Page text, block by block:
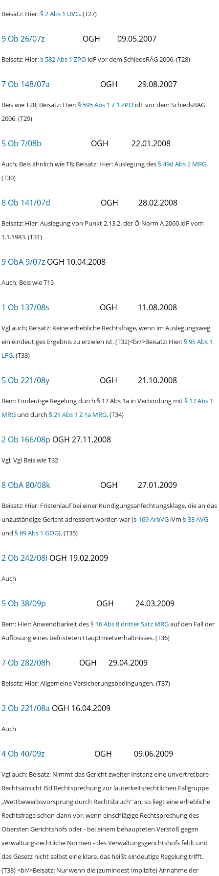
Beisatz: Hier:§ 2 Abs 1 UVG. (T27)
9 Ob 26/07z OGH 09.05.2007
Beisatz: Hier:§ 582 Abs 1 ZPO idF vor dem SchiedsRÄG 2006. (T28)
7 Ob 148/07a OGH 29.08.2007
Beis wie T28; Beisatz: Hier:§ 595 Abs 1 Z 1 ZPO idF vor dem SchiedsRÄG
2006. (T29)
5 Ob 7/08b OGH 22.01.2008
Auch; Beis ähnlich wie T8; Beisatz: Hier: Auslegung des§ 49d Abs 2 MRG.
(T30)
8 Ob 141/07d OGH 28.02.2008
Beisatz: Hier: Auslegung von Punkt 2.13.2. der Ö-Norm A 2060 idF vom
1.1.1983. (T31)
9 ObA 9/07z OGH 10.04.2008
Auch; Beis wie T15
1 Ob 137/08s OGH 11.08.2008
Vgl auch; Beisatz: Keine erhebliche Rechtsfrage, wenn im Auslegungsweg
ein eindeutiges Ergebnis zu erzielen ist. (T32)<br/>Beisatz: Hier:§ 95 Abs 1
LFG. (T33)
5 Ob 221/08y OGH 21.10.2008
Bem: Eindeutige Regelung durch § 17 Abs 1a in Verbindung mit§ 17 Abs 1
MRG und durch § 21 Abs 1 Z 1a MRG. (T34)
2 Ob 166/08p OGH 27.11.2008
Vgl; Vgl Beis wie T32
8 ObA 80/08k OGH 27.01.2009
Beisatz: Hier: Fristenlauf bei einer Kündigungsanfechtungsklage, die an das
unzuständige Gericht adressiert worden war (§ 169 ArbVG iVm § 33 AVG
und § 89 Abs 1 GOG). (T35)
2 Ob 242/08i OGH 19.02.2009
Auch
5 Ob 38/09p OGH 24.03.2009
Bem: Hier: Anwendbarkeit des§ 16 Abs 8 dritter Satz MRGauf den Fall der
Auflösung eines befristeten Hauptmietverhältnisses. (T36)
7 Ob 282/08h OGH 29.04.2009
Beisatz: Hier: Allgemeine Versicherungsbedingungen. (T37)
2 Ob 221/08a OGH 16.04.2009
Auch
4 Ob 40/09z OGH 09.06.2009
Vgl auch; Beisatz: Nimmt das Gericht zweiter Instanz eine unvertretbare
Rechtsansicht iSd Rechtsprechung zur lauterkeitsrechtlichen Fallgruppe
„Wettbewerbsvorsprung durch Rechtsbruch" an, so liegt eine erhebliche
Rechtsfrage schon dann vor, wenn einschlägige Rechtsprechung des
Obersten Gerichtshofs oder - bei einem behaupteten Verstoß gegen
verwaltungsrechtliche Normen - des Verwaltungsgerichtshofs fehlt und
das Gesetz nicht selbst eine klare, das heißt eindeutige Regelung trifft.
(T38) <br/>Beisatz: Nur wenn die (zumindest implizite) Annahme der